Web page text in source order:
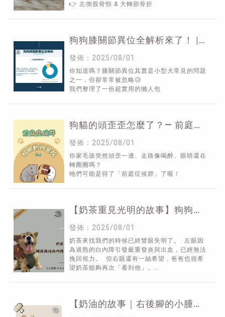
👉 左側股骨頸 & 大轉節骨折
狗狗膝關節異位全解析來了！ |
薦,東區動物骨科推薦
發佈：2025/08/01
你知道嗎？膝關節異位其實是小型犬常見的問題
之一，但卻常常被忽略😥
我們整理了一份超實用的懶人包
狗貓的頭歪歪怎麼了？— 前庭症
發佈：2025/08/01
你家毛孩突然頭歪一邊、走路像喝醉、眼睛還在
轉圈圈嗎？
牠們可能是得了「前庭症候群」了喔！
【奶茶重見光明的故事】狗狗糖
寵物眼科,新竹寵物眼科,東區寵
物眼科
發佈：2025/08/01
奶茶來找我們的時候已經雙眼失明了。 左眼因
為過熟的白內障引發嚴重發炎與出血，已經無法
挽回視力。 但右眼還有一絲希望，爸爸也很希
望奶茶能夠再次「看到他」。
【奶油的故事｜右後腳的小腫